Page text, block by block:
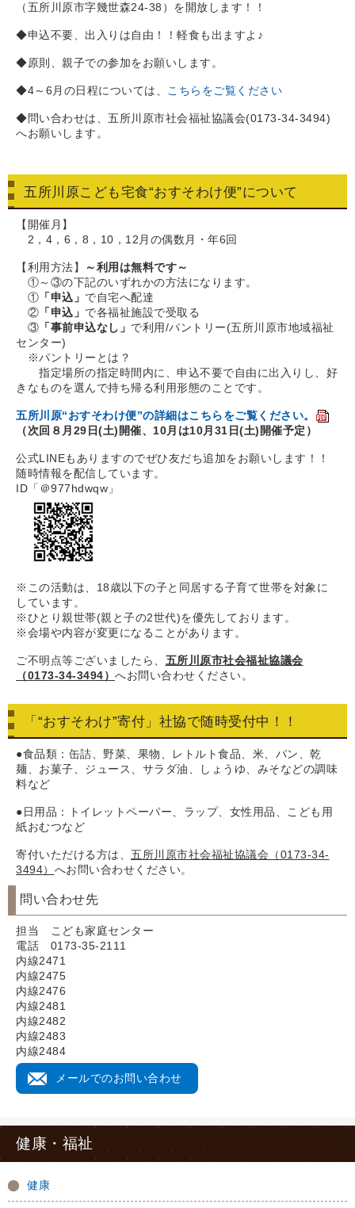
（五所川原市字幾世森24-38）を開放します！！
◆申込不要、出入りは自由！！軽食も出ますよ♪
◆原則、親子での参加をお願いします。
◆4～6月の日程については、 こちらをご覧ください
◆問い合わせは、五所川原市社会福祉協議会(0173-34-3494)
へお願いします。
五所川原こども宅食“おすそわけ便”について
【開催月】
2，4，6，8，10，12月の偶数月・年6回
【利用方法】
～利用は無料です～
①～③の下記のいずれかの方法になります。
① 「申込」 で自宅へ配達
② 「申込」 で各福祉施設で受取る
③ 「事前申込なし」 で利用/パントリー(五所川原市地域福祉
センター)
※パントリーとは？
指定場所の指定時間内に、申込不要で自由に出入りし、好
きなものを選んで持ち帰る利用形態のことです。
五所川原“おすそわけ便”の詳細はこちらをご覧ください。
（次回８月29日(土)開催、10月は10月31日(土)開催予定）
公式LINEもありますのでぜひ友だち追加をお願いします！！
随時情報を配信しています。
ID「＠977hdwqw」
※この活動は、18歳以下の子と同居する子育て世帯を対象に
しています。
※ひとり親世帯(親と子の2世代)を優先しております。
※会場や内容が変更になることがあります。
ご不明点等ございましたら、 五所川原市社会福祉協議会
（0173-34-3494） へお問い合わせください。
「“おすそわけ”寄付」社協で随時受付中！！
●食品類：缶詰、野菜、果物、レトルト食品、米、パン、乾
麺、お菓子、ジュース、サラダ油、しょうゆ、みそなどの調味
料など
●日用品：トイレットペーパー、ラップ、女性用品、こども用
紙おむつなど
寄付いただける方は、 五所川原市社会福祉協議会（0173-34-
3494） へお問い合わせください。
問い合わせ先
担当 こども家庭センター
電話 0173-35-2111
内線2471
内線2475
内線2476
内線2481
内線2482
内線2483
内線2484
メールでのお問い合わせ
健康・福祉
健康